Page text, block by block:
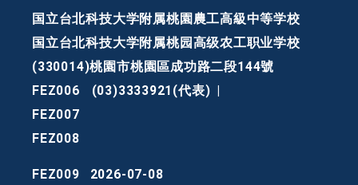
国立台北科技大学附属桃園農工高級中等学校
国立台北科技大学附属桃园高级农工职业学校
(330014)桃園市桃園區成功路二段144號
FEZ006
(03)3333921(代表)
FEZ007
FEZ008
FEZ009 2026-07-08